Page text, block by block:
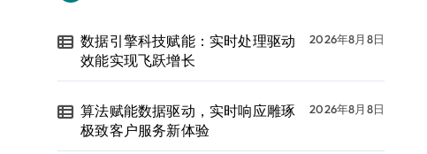
数据引擎科技赋能：实时处理驱动
效能实现飞跃增长
2026年8月8日
算法赋能数据驱动，实时响应雕琢
极致客户服务新体验
2026年8月8日